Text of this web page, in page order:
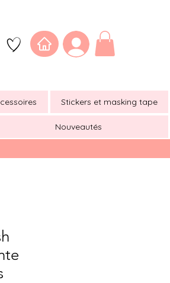
Stickers et masking tape
Nouveautés